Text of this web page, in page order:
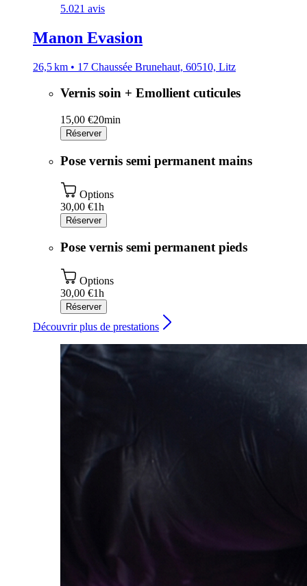
5.021 avis
Manon Evasion
26,5 km • 17 Chaussée Brunehaut, 60510, Litz
Vernis soin + Emollient cuticules
15,00 €20min
Réserver
Pose vernis semi permanent mains
Options
30,00 €1h
Réserver
Pose vernis semi permanent pieds
Options
30,00 €1h
Réserver
Découvrir plus de prestations